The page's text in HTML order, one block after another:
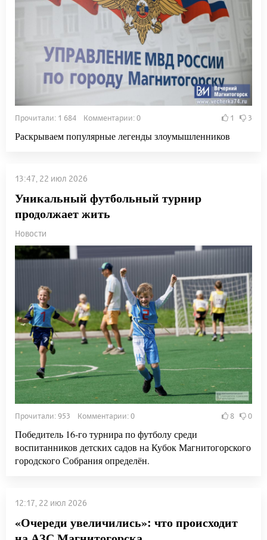
Прочитали: 1 684 Комментарии: 0 1 3
Раскрываем популярные легенды злоумышленников
13:47, 22 июл 2026
Уникальный футбольный турнир
продолжает жить
Новости
Прочитали: 953 Комментарии: 0 8 0
Победитель 16-го турнира по футболу среди
воспитанников детских садов на Кубок Магнитогорского
городского Собрания определён.
12:17, 22 июл 2026
«Очереди увеличились»: что происходит